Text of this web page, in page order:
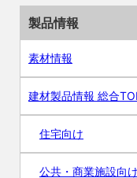
製品情報
素材情報
建材製品情報 総合
住宅向け
公共・商業施設向け